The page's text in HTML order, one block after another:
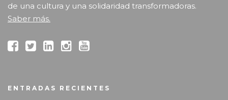
de una cultura y una solidaridad transformadoras.
Saber más.
ENTRADAS RECIENTES